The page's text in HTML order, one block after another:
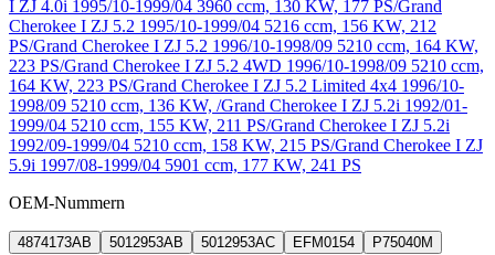
I ZJ 4.0i 1995/10-1999/04 3960 ccm, 130 KW, 177 PS/Grand
Cherokee I ZJ 5.2 1995/10-1999/04 5216 ccm, 156 KW, 212
PS/Grand Cherokee I ZJ 5.2 1996/10-1998/09 5210 ccm, 164 KW,
223 PS/Grand Cherokee I ZJ 5.2 4WD 1996/10-1998/09 5210 ccm,
164 KW, 223 PS/Grand Cherokee I ZJ 5.2 Limited 4x4 1996/10-
1998/09 5210 ccm, 136 KW, /Grand Cherokee I ZJ 5.2i 1992/01-
1999/04 5210 ccm, 155 KW, 211 PS/Grand Cherokee I ZJ 5.2i
1992/09-1999/04 5210 ccm, 158 KW, 215 PS/Grand Cherokee I ZJ
5.9i 1997/08-1999/04 5901 ccm, 177 KW, 241 PS
OEM-Nummern
4874173AB 5012953AB 5012953AC EFM0154 P75040M